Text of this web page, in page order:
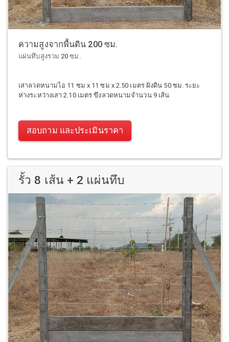
ความสูงจากพื้นดิน 200 ซม.
แผ่นทึบสูงรวม 20 ซม.
เสาลวดหนามไอ 11 ซม x 11 ซม x 2.50 เมตร ฝังดิน 50 ซม. ระยะ
ห่างระหว่างเสา 2.10 เมตร ขึงลวดหนามจำนวน 9 เส้น
สอบถาม และประเมินราคา
รั้ว 8 เส้น + 2 แผ่นทึบ